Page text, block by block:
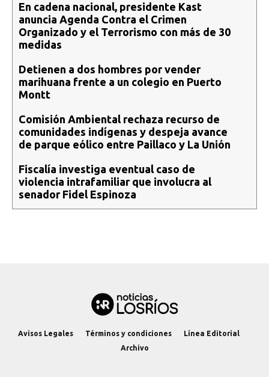
En cadena nacional, presidente Kast
anuncia Agenda Contra el Crimen
Organizado y el Terrorismo con más de 30
medidas
Detienen a dos hombres por vender
marihuana frente a un colegio en Puerto
Montt
Comisión Ambiental rechaza recurso de
comunidades indígenas y despeja avance
de parque eólico entre Paillaco y La Unión
Fiscalía investiga eventual caso de
violencia intrafamiliar que involucra al
senador Fidel Espinoza
Avisos Legales Términos y condiciones
Línea Editorial
Archivo